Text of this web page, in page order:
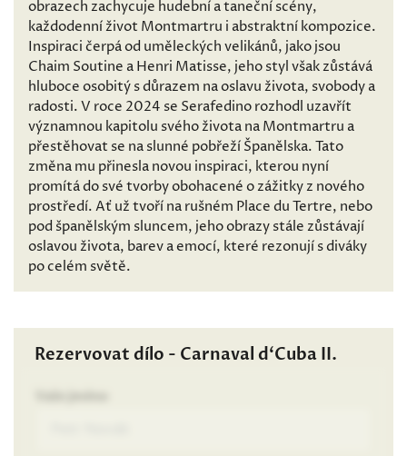
obrazech zachycuje hudební a taneční scény,
každodenní život Montmartru i abstraktní kompozice.
Inspiraci čerpá od uměleckých velikánů, jako jsou
Chaim Soutine a Henri Matisse, jeho styl však zůstává
hluboce osobitý s důrazem na oslavu života, svobody a
radosti. V roce 2024 se Serafedino rozhodl uzavřít
významnou kapitolu svého života na Montmartru a
přestěhovat se na slunné pobřeží Španělska. Tato
změna mu přinesla novou inspiraci, kterou nyní
promítá do své tvorby obohacené o zážitky z nového
prostředí. Ať už tvoří na rušném Place du Tertre, nebo
pod španělským sluncem, jeho obrazy stále zůstávají
oslavou života, barev a emocí, které rezonují s diváky
po celém světě.
Rezervovat dílo - Carnaval d‘Cuba II.